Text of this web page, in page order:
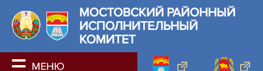
МОСТОВСКИЙ РАЙОННЫЙ
ИСПОЛНИТЕЛЬНЫЙ
КОМИТЕТ